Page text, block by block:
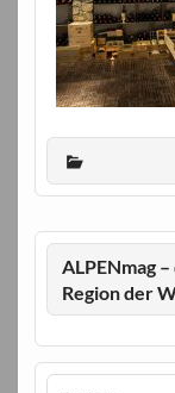
ALPENmag
Region der